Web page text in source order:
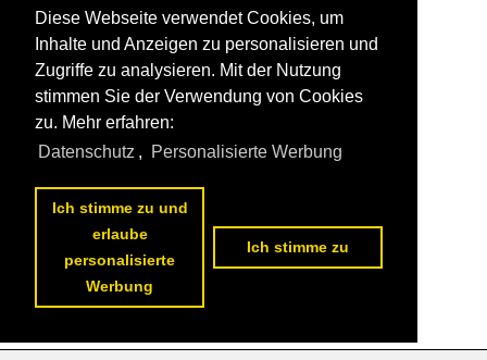
Diese Webseite verwendet Cookies, um
Inhalte und Anzeigen zu personalisieren und
Zugriffe zu analysieren. Mit der Nutzung
stimmen Sie der Verwendung von Cookies
zu. Mehr erfahren:
Datenschutz , Personalisierte Werbung
Ich stimme zu und
erlaube
personalisierte
Werbung
Ich stimme zu